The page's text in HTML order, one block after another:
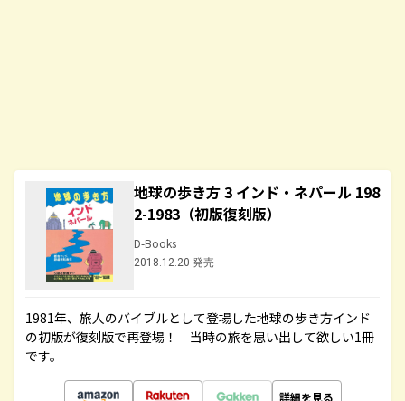
地球の歩き方 3 インド・ネパール 198
2-1983（初版復刻版）
D-Books
2018.12.20 発売
1981年、旅人のバイブルとして登場した地球の歩き方インド
の初版が復刻版で再登場！ 当時の旅を思い出して欲しい1冊
です。
詳細を見る